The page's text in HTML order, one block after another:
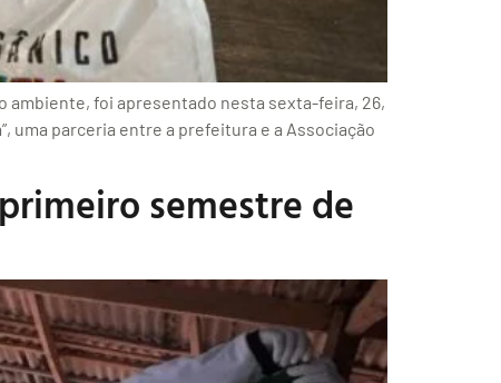
ambiente, foi apresentado nesta sexta-feira, 26,
uma parceria entre a prefeitura e a Associação
semestre de